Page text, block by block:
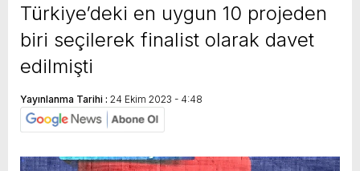
Türkiye’deki en uygun 10 projeden
biri seçilerek finalist olarak davet
edilmişti
Yayınlanma Tarihi : 24 Ekim 2023 - 4:48